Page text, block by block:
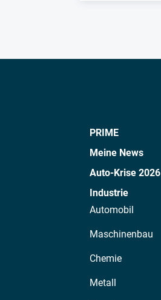
PRIME
Meine News
Auto-Krise 2026
Industrie
Automobil
Maschinenbau
Chemie
Metall